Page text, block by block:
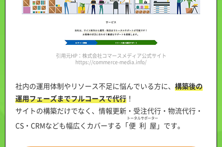
引用元HP：株式会社コマースメディア公式サイト
https://commerce-media.info/
社内の運用体制やリソース不足に悩んでいる方に、 構築後の
運用フェーズまでフルコースで代行 ！
サイトの構築だけでなく、情報更新・受注代行・物流代行・
CS・CRMなども幅広くカバーする「便利屋
トータルサポーター
」です。